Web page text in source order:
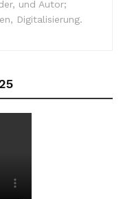
und Autor;
Digitalisierung.